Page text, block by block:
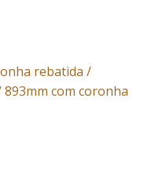
rebatida /
com coronha